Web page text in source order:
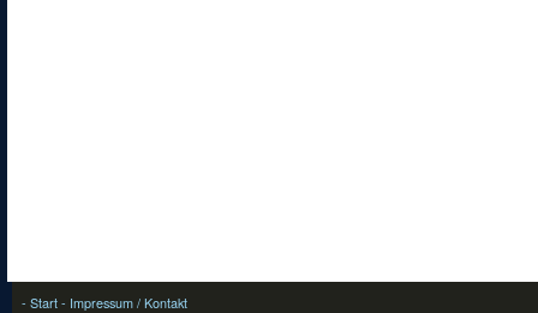
- Start - Impressum / Kontakt